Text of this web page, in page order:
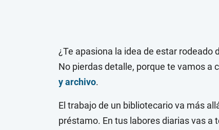
¿Te apasiona la idea de estar rodeado
No pierdas detalle, porque te vamos a
y archivo.
El trabajo de un bibliotecario va más
préstamo. En tus labores diarias vas a